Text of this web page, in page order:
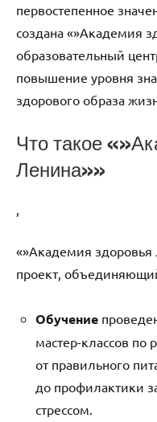
первостепенное
создана «»Академия
образовательный
повышение уровня
здорового образа
Что такое
Ленина»»
«»Академия
проект,
Обучение
мастер-классов по
от правильного
до профилактики
стрессом.